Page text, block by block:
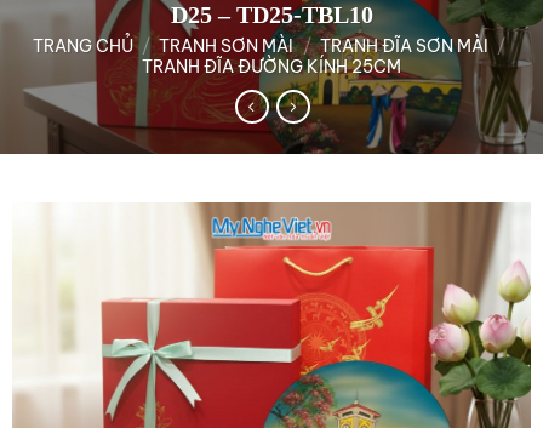
D25 – TD25-TBL10
TRANG CHỦ / TRANH SƠN MÀI / TRANH ĐĨA SƠN MÀI /
TRANH ĐĨA ĐƯỜNG KÍNH 25CM